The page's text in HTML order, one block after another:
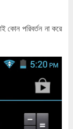
কোন পরিবর্তন না করে